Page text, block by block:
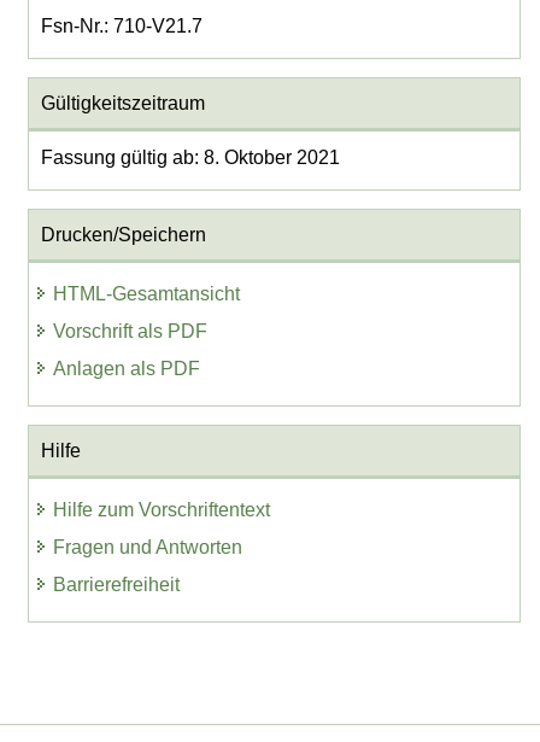
Fsn-Nr.: 710-V21.7
Gültigkeitszeitraum
Fassung gültig ab: 8. Oktober 2021
Drucken/Speichern
HTML-Gesamtansicht
Vorschrift als PDF
Anlagen als PDF
Hilfe
Hilfe zum Vorschriftentext
Fragen und Antworten
Barrierefreiheit